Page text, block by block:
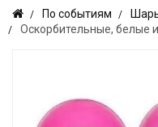
По событиям
Оскорбительные, белые